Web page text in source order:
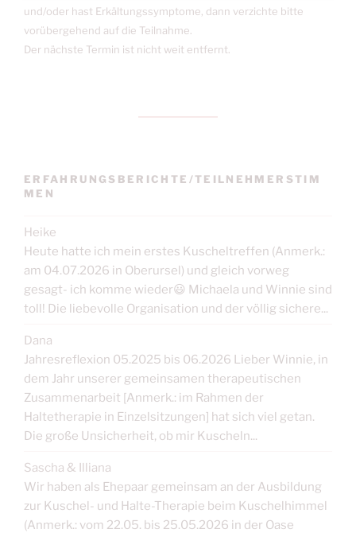
und/oder hast Erkältungssymptome, dann verzichte bitte
vorübergehend auf die Teilnahme.
Der nächste Termin ist nicht weit entfernt.
ERFAHRUNGSBERICHTE/TEILNEHMERSTIM
MEN
Heike
Heute hatte ich mein erstes Kuscheltreffen (Anmerk.:
am 04.07.2026 in Oberursel) und gleich vorweg
gesagt- ich komme wieder😃 Michaela und Winnie sind
toll! Die liebevolle Organisation und der völlig sichere...
Dana
Jahresreflexion 05.2025 bis 06.2026 Lieber Winnie, in
dem Jahr unserer gemeinsamen therapeutischen
Zusammenarbeit [Anmerk.: im Rahmen der
Haltetherapie in Einzelsitzungen] hat sich viel getan.
Die große Unsicherheit, ob mir Kuscheln...
Sascha & Illiana
Wir haben als Ehepaar gemeinsam an der Ausbildung
zur Kuschel- und Halte-Therapie beim Kuschelhimmel
(Anmerk.: vom 22.05. bis 25.05.2026 in der Oase